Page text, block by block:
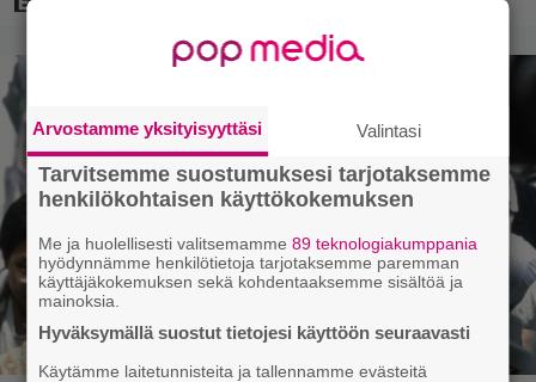
Arvostamme yksityisyyttäsi Valintasi
Tarvitsemme suostumuksesi tarjotaksemme
henkilökohtaisen käyttökokemuksen
Me ja huolellisesti valitsemamme89 teknologiakumppania
hyödynnämme henkilötietoja tarjotaksemme paremman
käyttäjäkokemuksen sekä kohdentaaksemme sisältöä ja
mainoksia.
Hyväksymällä suostut tietojesi käyttöön seuraavasti
Käytämme laitetunnisteita ja tallennamme evästeitä